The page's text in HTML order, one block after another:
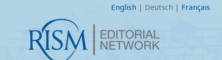
English | Deutsch | Français